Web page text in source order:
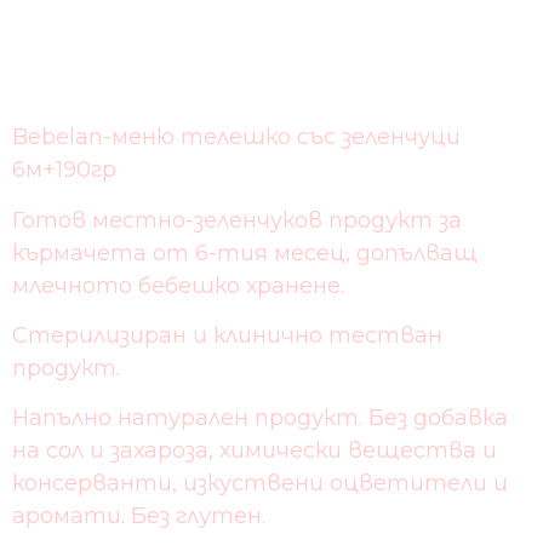
Bebelan-меню телешко със зеленчуци
6м+190гр
Готов местно-зеленчуков продукт за
кърмачета от 6-тия месец, допълващ
млечното бебешко хранене.
Стерилизиран и клинично тестван
продукт.
Напълно натурален продукт. Без добавка
на сол и захароза, химически вещества и
консерванти, изкуствени оцветители и
аромати. Без глутен.